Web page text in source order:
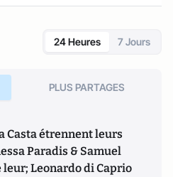
24 Heures 7 Jours
PLUS PARTAGES
Casta étrennent leurs
Paradis & Samuel
Leonardo di Caprio